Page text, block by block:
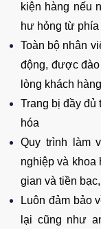
kiện hàng nếu
hư hỏng từ phía
Toàn bộ nhân
động, được
lòng khách
Trang bị đầy đủ
hóa
Quy trình làm
nghiệp và khoa
gian và tiền
Luôn đảm bảo
lại cũng như